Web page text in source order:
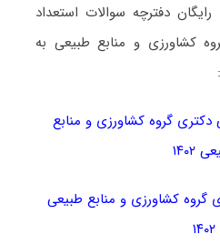
دفترچه سوالات استعداد
کشاورزی و منابع طبیعی به
گروه کشاورزی و منابع
۱۴۰۲
گروه کشاورزی و منابع طبیعی
۱۴۰۲